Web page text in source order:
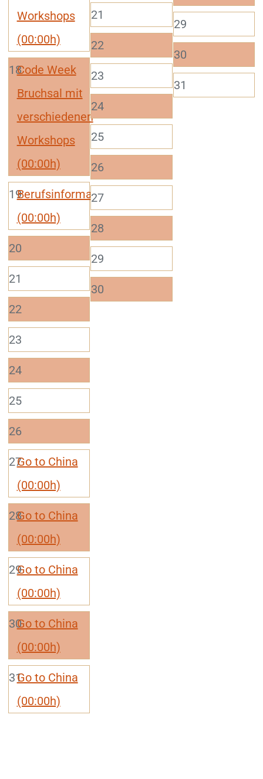
Workshops
(00:00h)
18Code Week
Bruchsal mit
verschiedenen
Workshops
(00:00h)
19Berufsinformationstag
(00:00h)
20
21
22
23
24
25
26
27Go to China
(00:00h)
28Go to China
(00:00h)
29Go to China
(00:00h)
30Go to China
(00:00h)
31Go to China
(00:00h)
21
22
23
24
25
26
27
28
29
30
29
30
31